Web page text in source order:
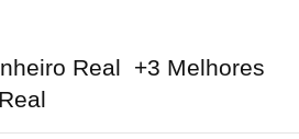
Real ️ +3 Melhores